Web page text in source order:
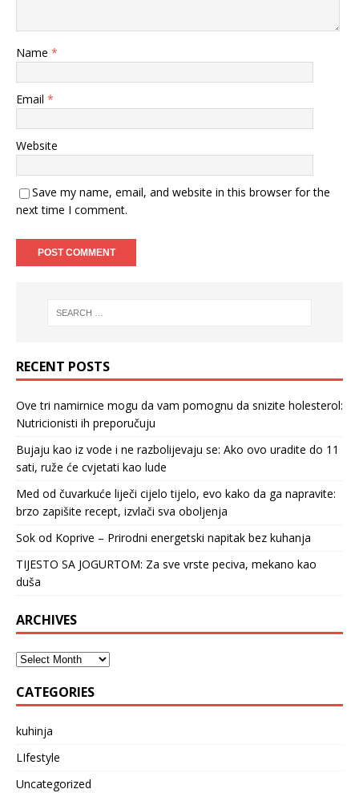
Name *
Email *
Website
Save my name, email, and website in this browser for the
next time I comment.
RECENT POSTS
Ove tri namirnice mogu da vam pomognu da snizite holesterol:
Nutricionisti ih preporučuju
Bujaju kao iz vode i ne razbolijevaju se: Ako ovo uradite do 11
sati, ruže će cvjetati kao lude
Med od čuvarkuće liječi cijelo tijelo, evo kako da ga napravite:
brzo zapišite recept, izvlači sva oboljenja
Sok od Koprive – Prirodni energetski napitak bez kuhanja
TIJESTO SA JOGURTOM: Za sve vrste peciva, mekano kao
duša
ARCHIVES
CATEGORIES
kuhinja
LIfestyle
Uncategorized